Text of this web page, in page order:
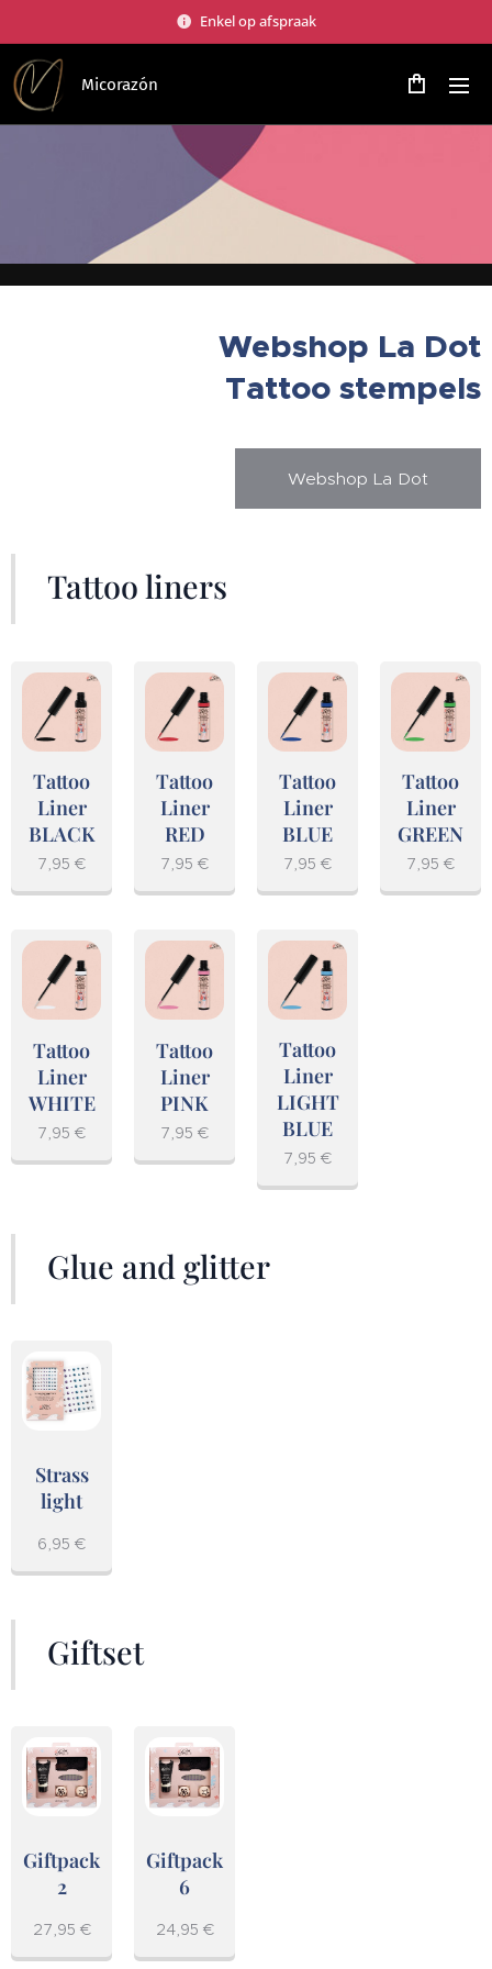
Enkel op afspraak
Micorazón
Webshop La Dot
Tattoo stempels
Webshop La Dot
Tattoo liners
Tattoo
Liner
BLACK
7,95 €
Tattoo
Liner
RED
7,95 €
Tattoo
Liner
BLUE
7,95 €
Tattoo
Liner
GREEN
7,95 €
Tattoo
Liner
WHITE
7,95 €
Tattoo
Liner
PINK
7,95 €
Tattoo
Liner
LIGHT
BLUE
7,95 €
Glue and glitter
Strass
light
6,95 €
Giftset
Giftpack
2
27,95 €
Giftpack
6
24,95 €